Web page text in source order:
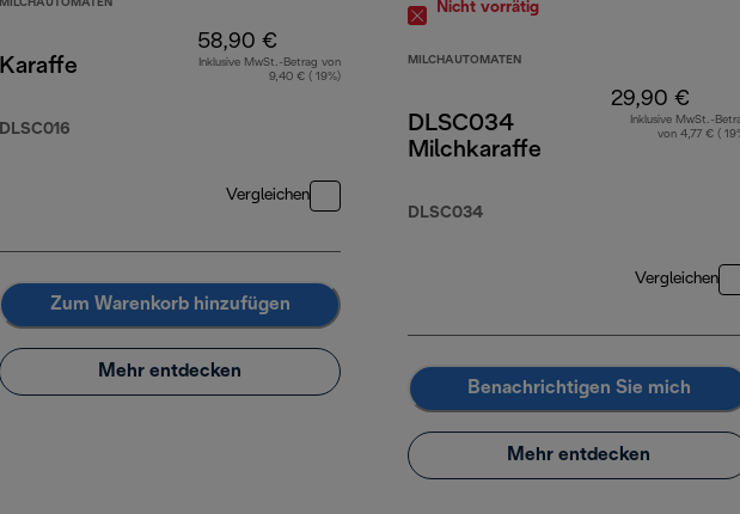
MILCHAUTOMATEN
Karaffe
DLSC016
58,90 €
Inklusive MwSt.-Betrag von
9,40 € ( 19%)
Vergleichen
Zum Warenkorb hinzufügen
Mehr entdecken
Nicht vorrätig
MILCHAUTOMATEN
DLSC034
Milchkaraffe
DLSC034
29,90 €
Inklusive MwSt.-
von 4,77 € (
Vergleichen
Benachrichtigen Sie mich
Mehr entdecken